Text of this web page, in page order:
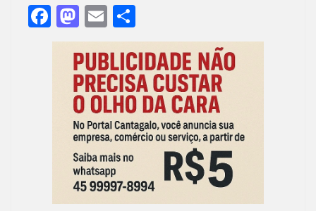
F
ac
M
as
to
d
o
n
E
m
ai
l
h
ar
e